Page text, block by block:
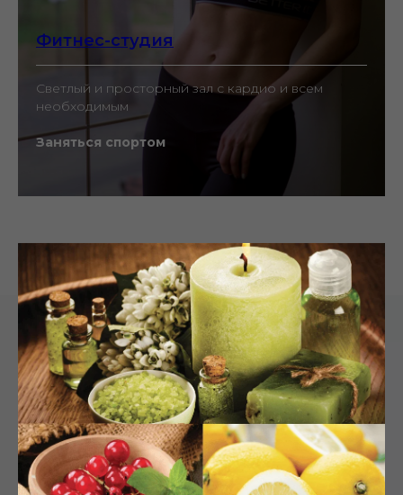
Фитнес-студия
Светлый и просторный зал с кардио и всем
необходимым
Заняться спортом